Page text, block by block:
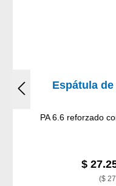
Espátula
PA 6.6 reforzado
$
($